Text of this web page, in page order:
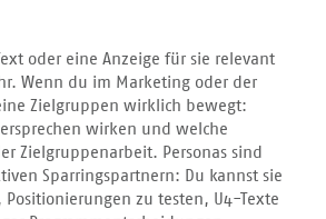
oder eine Anzeige für sie relevant
Wenn du im Marketing oder der
Zielgruppen wirklich bewegt:
wirken und welche
Zielgruppenarbeit. Personas sind
Sparringspartnern: Du kannst sie
zu testen, U4-Texte